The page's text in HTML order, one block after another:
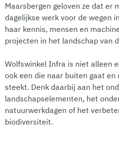
Maarsbergen geloven ze dat er
dagelijkse werk voor de wegen
haar kennis, mensen en
projecten in het landschap van
Wolfswinkel Infra is niet alleen
ook een die naar buiten gaat
steekt. Denk daarbij aan het
landschapselementen, het
natuurwerkdagen of het
biodiversiteit.